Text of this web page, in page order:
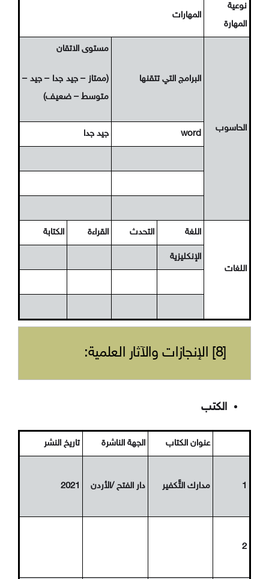
نوعية
المهارة
المهارات
الحاسوب
البرامج التي تتقنها
مستوى الاتقان
(ممتاز – جيد جدا – جيد –
متوسط – ضعيف)
word جيد جدا
اللغات
اللغة التحدث القراءة الكتابة
الإنكليزية
[8] الإنجازات والآثار العلمية:
الكتب
عنوان الكتاب الجهة الناشرة تاريخ النشر
1 مدارك التَّكفير دار الفتح /الأردن 2021
2